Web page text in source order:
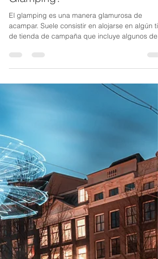
Alejandro Lagos
2 may 2023
2 min de lectura
¿Conoces el negocio del
Glamping?
El glamping es una manera glamurosa de
acampar. Suele consistir en alojarse en algún
de tienda de campaña que incluye algunos de